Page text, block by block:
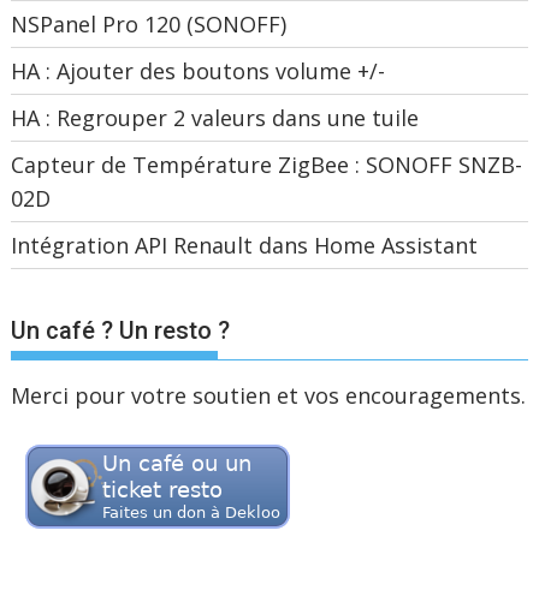
NSPanel Pro 120 (SONOFF)
HA : Ajouter des boutons volume +/-
HA : Regrouper 2 valeurs dans une tuile
Capteur de Température ZigBee : SONOFF SNZB-
02D
Intégration API Renault dans Home Assistant
Un café ? Un resto ?
Merci pour votre soutien et vos encouragements.